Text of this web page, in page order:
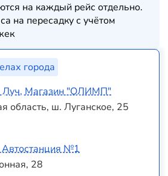
на каждый рейс отдельно.
на пересадку с учётом
города
Луч, Магазин "ОЛИМП"
область, ш. Луганское, 25
Автостанция №1
28